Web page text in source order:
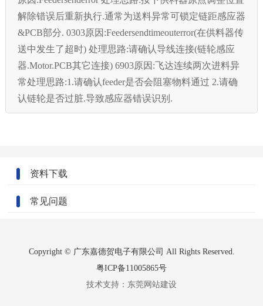
解除错误后重新执行.通常为送料异常可锁定链距感应器
&PCB部分. 0303原因:Feedersendtimeouterror(在供料器传
送中发生了超时) 处理思路:请确认导线连接(链轮感应
器.Motor.PCB其它连接) 6903原因:飞达连续两次进料异
常处理思路:1.请确认feeder是否会阻塞物料通过 2.请确
认链轮是否过脏.导致感应器错误识别.
资料下载
常见问题
Copyright © 广东嘉德贺电子有限公司 All Rights Reserved.
粤ICP备11005865号
技术支持： 东莞网站建设